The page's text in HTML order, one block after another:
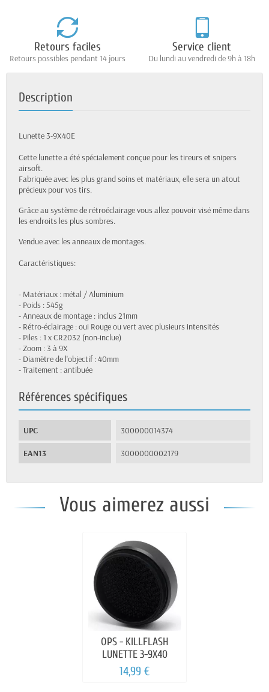
Retours faciles
Retours possibles pendant 14 jours
Service client
Du lundi au vendredi de 9h à 18h
Description
Lunette 3-9X40E
Cette lunette a été spécialement conçue pour les tireurs et snipers
airsoft.
Fabriquée avec les plus grand soins et matériaux, elle sera un atout
précieux pour vos tirs.
Grâce au système de rétroéclairage vous allez pouvoir visé même dans
les endroits les plus sombres.
Vendue avec les anneaux de montages.
Caractéristiques:
- Matériaux : métal / Aluminium
- Poids : 545g
- Anneaux de montage : inclus 21mm
- Rétro-éclairage : oui Rouge ou vert avec plusieurs intensités
- Piles : 1 x CR2032 (non-inclue)
- Zoom : 3 à 9X
- Diamètre de l'objectif : 40mm
- Traitement : antibuée
Références spécifiques
UPC 300000014374
EAN13 3000000002179
Vous aimerez aussi
OPS - KILLFLASH
LUNETTE 3-9X40
14,99 €